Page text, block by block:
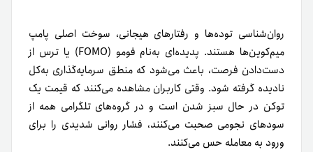
روان‌شناسی توده‌ها و رفتارهای هیجانی، سوخت اصلی پامپ
میم‌کوین‌ها هستند. پدیده‌ای به‌نام فومو (FOMO) یا ترس از
دست‌دادن فرصت، باعث می‌شود که منطق سرمایه‌گذاری به‌کل
نادیده گرفته شود. وقتی کاربران مشاهده می‌کنند که قیمت یک
توکن در حال سبز شدن است و در گروه‌های تلگرامی همه از
سودهای نجومی صحبت می‌کنند، فشار روانی شدیدی را برای
ورود به معامله حس می‌کنند.